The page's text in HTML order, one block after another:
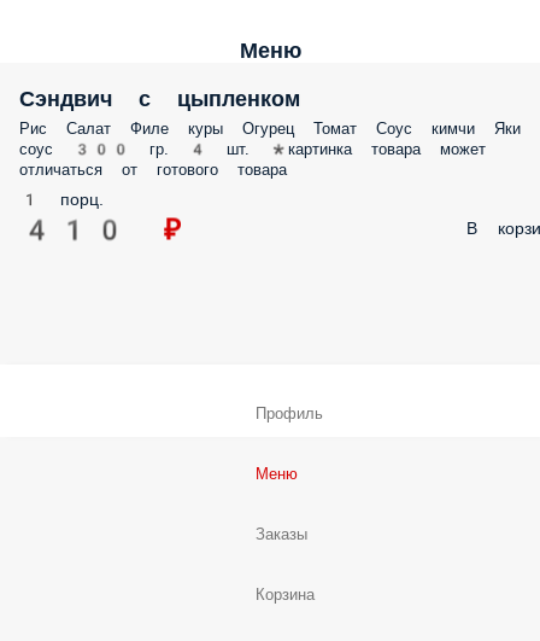
Меню
Сэндвич с цыпленком
Рис Салат Филе куры Огурец Томат Соус кимчи Яки
соус 300 гр. 4 шт. *картинка товара может
отличаться от готового товара
1 порц.
410 ₽ В
Профиль
Меню
Заказы
Корзина